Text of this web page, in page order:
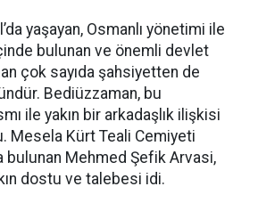
yaşayan, Osmanlı yönetimi ile
bulunan ve önemli devlet
çok sayıda şahsiyetten de
Bediüzzaman, bu
ile yakın bir arkadaşlık ilişkisi
Mesela Kürt Teali Cemiyeti
bulunan Mehmed Şefik Arvasi,
dostu ve talebesi idi.